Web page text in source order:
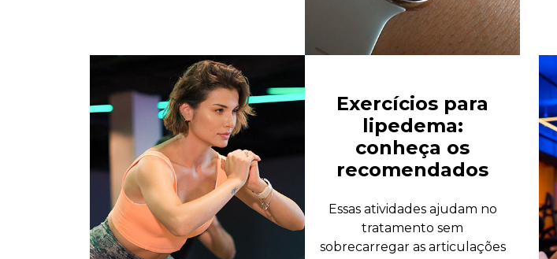
Exercícios para
lipedema:
conheça os
recomendados
Essas atividades ajudam no
tratamento sem
sobrecarregar as articulações